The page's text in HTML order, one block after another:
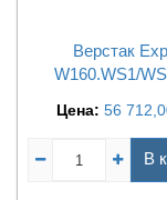
Верстак
W160.WS1/
Цена: 56
В